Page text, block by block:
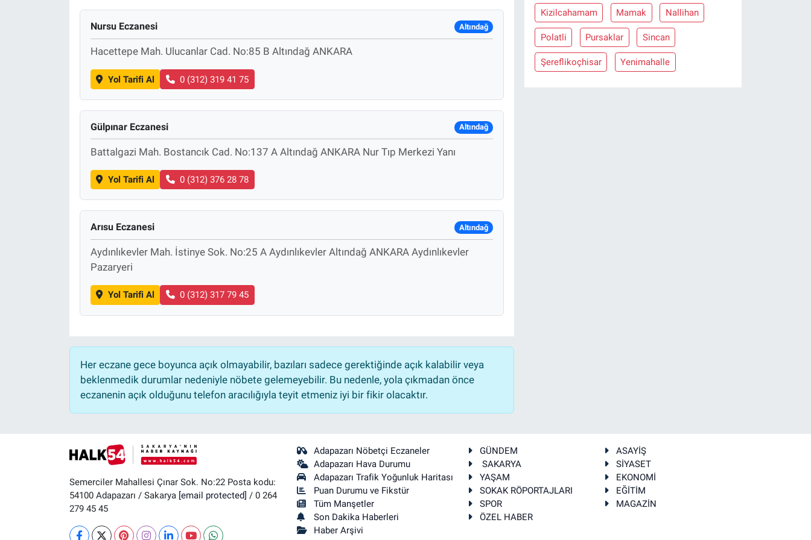
Nursu Eczanesi Altındağ
Hacettepe Mah. Ulucanlar Cad. No:85 B Altındağ ANKARA
Yol Tarifi Al 0 (312) 319 41 75
Gülpınar Eczanesi Altındağ
Battalgazi Mah. Bostancık Cad. No:137 A Altındağ ANKARA Nur Tıp Merkezi Yanı
Yol Tarifi Al 0 (312) 376 28 78
Arısu Eczanesi Altındağ
Aydınlıkevler Mah. İstinye Sok. No:25 A Aydınlıkevler Altındağ ANKARA Aydınlıkevler
Pazaryeri
Yol Tarifi Al 0 (312) 317 79 45
Her eczane gece boyunca açık olmayabilir, bazıları sadece gerektiğinde açık kalabilir veya
beklenmedik durumlar nedeniyle nöbete gelemeyebilir. Bu nedenle, yola çıkmadan önce
eczanenin açık olduğunu telefon aracılığıyla teyit etmeniz iyi bir fikir olacaktır.
Kizilcahamam Mamak Nallihan
Polatli Pursaklar Sincan
Şereflikoçhisar Yenimahalle
Semerciler Mahallesi Çınar Sok. No:22 Posta kodu:
54100 Adapazarı / Sakarya [email protected] / 0 264
279 45 45
Adapazarı Nöbetçi Eczaneler
Adapazarı Hava Durumu
Adapazarı Trafik Yoğunluk Haritası
Puan Durumu ve Fikstür
Tüm Manşetler
Son Dakika Haberleri
Haber Arşivi
GÜNDEM
ASAYİŞ
SAKARYA
SİYASET
YAŞAM
EKONOMİ
SOKAK RÖPORTAJLARI
EĞİTİM
SPOR
MAGAZİN
ÖZEL HABER
HALK54 PANORAMA